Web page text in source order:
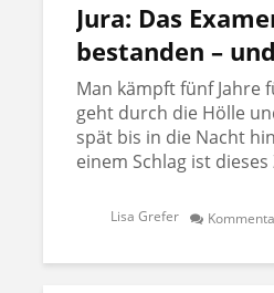
Jura: Das
bestanden –
Man kämpft fünf Jahre
geht durch die Hölle
spät bis in die Nacht
einem Schlag ist dieses
Lisa Grefer